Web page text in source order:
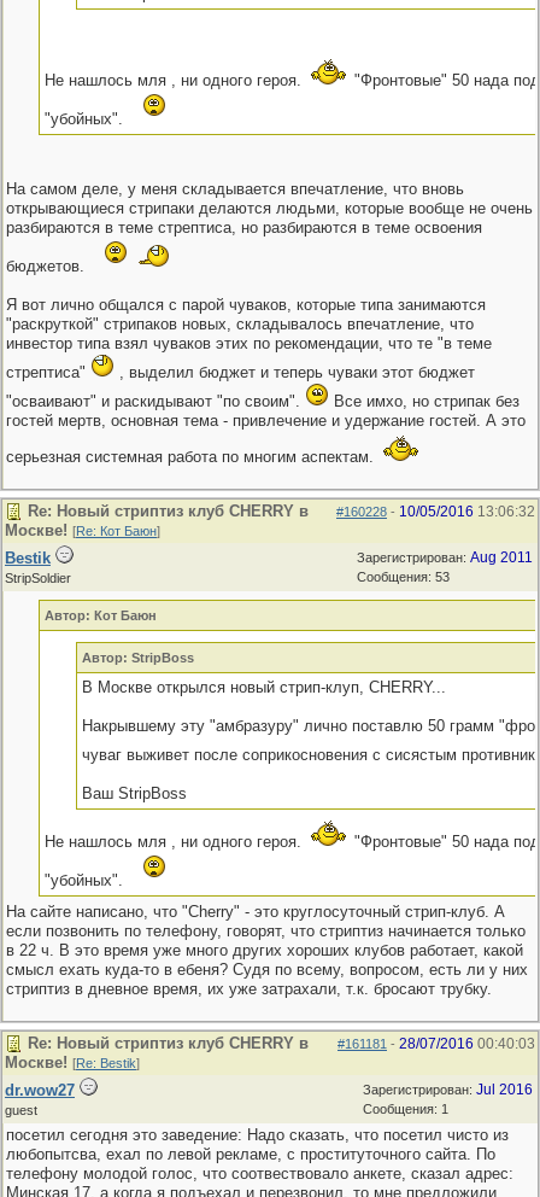
Не нашлось мля , ни одного героя. "Фронтовые" 50 нада
"убойных".
На самом деле, у меня складывается впечатление, что вновь
открывающиеся стрипаки делаются людьми, которые вообще не очень
разбираются в теме стрептиса, но разбираются в теме освоения
бюджетов.
Я вот лично общался с парой чуваков, которые типа занимаются
"раскруткой" стрипаков новых, складывалось впечатление, что
инвестор типа взял чуваков этих по рекомендации, что те "в теме
стрептиса"
, выделил бюджет и теперь чуваки этот бюджет
"осваивают" и раскидывают "по своим".
Все имхо, но стрипак без
гостей мертв, основная тема - привлечение и удержание гостей. А это
серьезная системная работа по многим аспектам.
#160228 - 10/05/2016 13:06:32
Re: Новый стриптиз клуб CHERRY в
Москве! [Re: Кот Баюн]
Зарегистрирован: Aug 2011
Сообщения: 53
Bestik
StripSoldier
Автор: Кот Баюн
Автор: StripBoss
В Москве открылся новый стрип-клуп, CHERRY...
Накрывшему эту "амбразуру" лично поставлю 50 грамм
чуваг выживет после соприкосновения с сисястым
Ваш StripBoss
Не нашлось мля , ни одного героя. "Фронтовые" 50 нада
"убойных".
На сайте написано, что "Cherry" - это круглосуточный стрип-клуб. А
если позвонить по телефону, говорят, что стриптиз начинается только
в 22 ч. В это время уже много других хороших клубов работает, какой
смысл ехать куда-то в ебеня? Судя по всему, вопросом, есть ли у них
стриптиз в дневное время, их уже затрахали, т.к. бросают трубку.
#161181 - 28/07/2016 00:40:03
Re: Новый стриптиз клуб CHERRY в
Москве! [Re: Bestik]
Зарегистрирован: Jul 2016
Сообщения: 1
dr.wow27
guest
посетил сегодня это заведение: Надо сказать, что посетил чисто из
любопытсва, ехал по левой рекламе, с проституточного сайта. По
телефону молодой голос, что соотвествовало анкете, сказал адрес:
Минская 17, а когда я подъехал и перезвонил, то мне предложили